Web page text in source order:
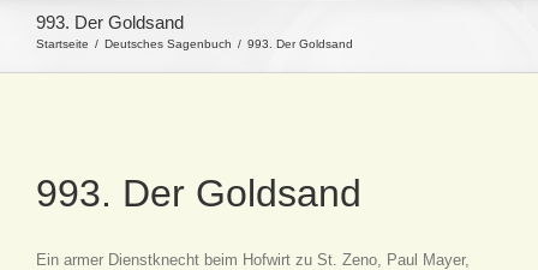
993. Der Goldsand
Startseite Deutsches Sagenbuch 993. Der Goldsand
993. Der Goldsand
Ein armer Dienstknecht beim Hofwirt zu St. Zeno, Paul Mayer,